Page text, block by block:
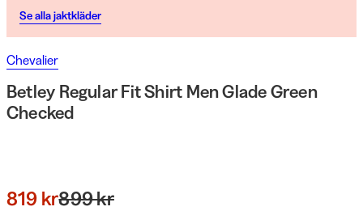
Se alla jaktkläder
Chevalier
Betley Regular Fit Shirt Men Glade Green
Checked
819 kr899 kr